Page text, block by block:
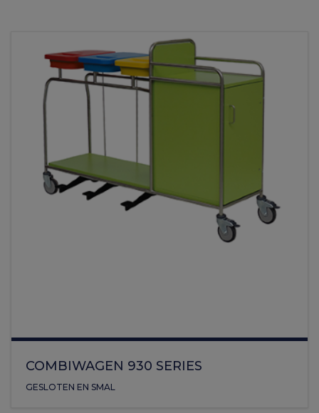
COMBIWAGEN 930 SERIES
GESLOTEN EN SMAL